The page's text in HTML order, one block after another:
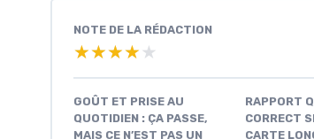
NOTE DE LA RÉDACTION
★★★★★
★★★★★
GOÛT ET PRISE AU
QUOTIDIEN : ÇA PASSE,
MAIS CE N’EST PAS UN
RAPPORT
CORRECT
CARTE